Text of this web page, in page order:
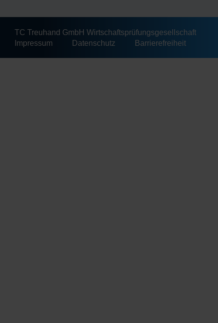
TC Treuhand GmbH Wirtschaftsprüfungsgesellschaft
Impressum
Datenschutz Barrierefreiheit